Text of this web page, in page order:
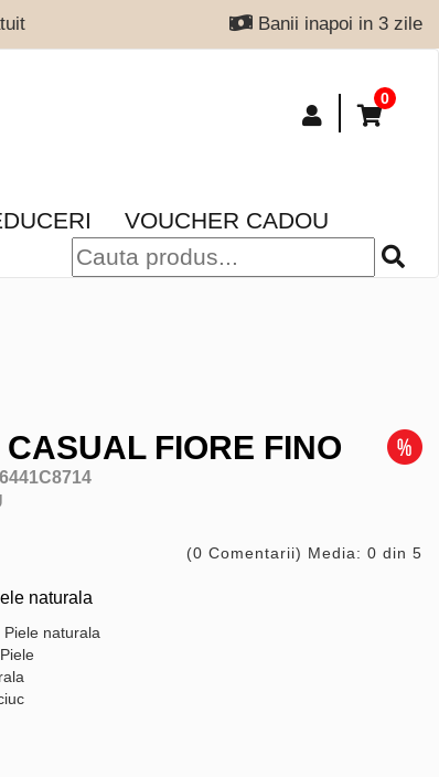
Banii inapoi in 3 zile
0
VOUCHER CADOU
FIORE FINO
6441C8714
(0 Comentarii) Media: 0 din 5
naturala
naturala